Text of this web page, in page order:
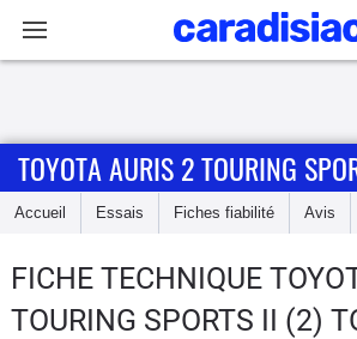
Accueil
Essais
TOYOTA AURIS 2 TOURING
Accueil Essais Fiches fiabilité Avis
FICHE TECHNIQUE
TOURING SPORTS II (2)